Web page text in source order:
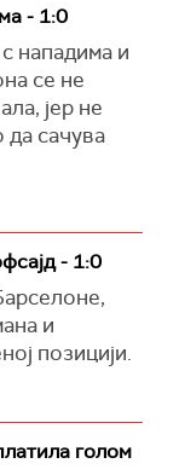
- 1:0
нападима и
се не
јер не
да сачува
- 1:0
и
позицији.
голом